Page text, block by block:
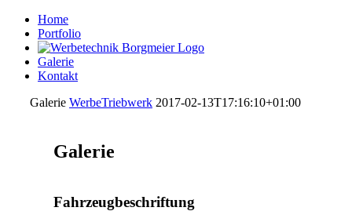
Home
Portfolio
Galerie
Kontakt
Galerie WerbeTriebwerk 2017-02-13T17:16:10+01:00
Galerie
Fahrzeugbeschriftung